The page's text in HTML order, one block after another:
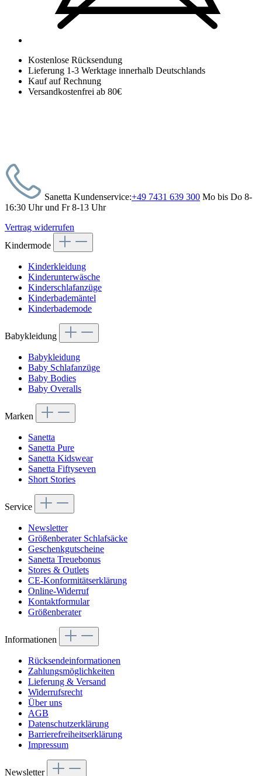
Kostenlose Rücksendung
Lieferung 1-3 Werktage innerhalb Deutschlands
Kauf auf Rechnung
Versandkostenfrei ab 80€
Sanetta Kundenservice:+49 7431 639 300 Mo bis Do 8-
16:30 Uhr und Fr 8-13 Uhr
Vertrag widerrufen
Kindermode
Kinderkleidung
Kinderunterwäsche
Kinderschlafanzüge
Kinderbademäntel
Kinderbademode
Babykleidung
Babykleidung
Baby Schlafanzüge
Baby Bodies
Baby Overalls
Marken
Sanetta
Sanetta Pure
Sanetta Kidswear
Sanetta Fiftyseven
Short Stories
Service
Newsletter
Größenberater Schlafsäcke
Geschenkgutscheine
Sanetta Treuebonus
Stores & Outlets
CE-Konformitätserklärung
Online-Widerruf
Kontaktformular
Größenberater
Informationen
Rücksendeinformationen
Zahlungsmöglichkeiten
Lieferung & Versand
Widerrufsrecht
Über uns
AGB
Datenschutzerklärung
Barrierefreiheitserklärung
Impressum
Newsletter